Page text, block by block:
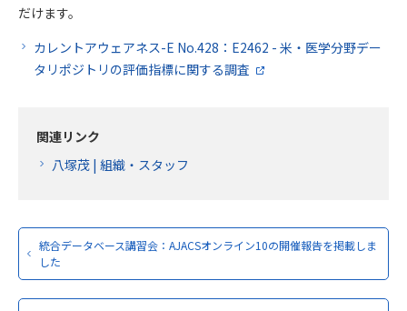
だけます。
カレントアウェアネス-E No.428：E2462 - 米・医学分野デー
タリポジトリの評価指標に関する調査
関連リンク
八塚茂 | 組織・スタッフ
統合データベース講習会：AJACSオンライン10の開催報告を掲載しま
した